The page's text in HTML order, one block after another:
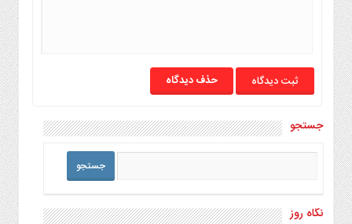
حذف دیدگاه
جستجو
نگاه روز